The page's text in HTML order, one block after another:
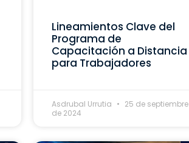
Lineamientos Clave del
Programa de
Capacitación a Distancia
para Trabajadores
Asdrubal Urrutia
25 de septiembre
de 2024